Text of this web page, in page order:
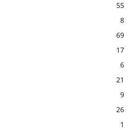
55
8
69
17
6
21
9
26
1